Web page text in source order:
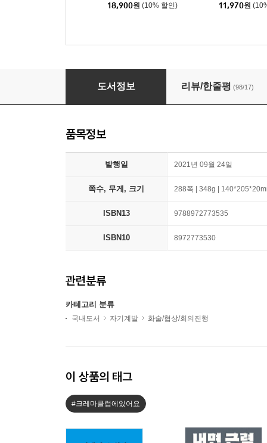
18,900원 (10% 할인) 11,970원
1시간에 끝내는 대화의 기술
도서정보 리뷰/한줄평 (98/17)
품목정보
발행일 2021년 09월 24일
쪽수, 무게, 크기 288쪽 | 348g |
ISBN13 9788972773535
ISBN10 8972773530
관련분류
카테고리 분류
국내도서 자기계발 화술/협상/회의진행
이 상품의 태그
#크레마클럽에있어요